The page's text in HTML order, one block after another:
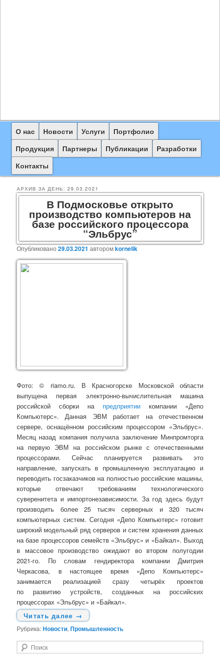
Главное
меню
Перейти
к
основному
содержимому
Перейти
к
дополнительному
содержимому
О нас Новости Услуги
Портфолио
Продукция
Партнеры Публикации
Разработки
Контакты
АРХИВ ЗА ДЕНЬ:29.03.2021
В Подмосковье открыто
производство компьютеров на
базе российского процессора
“Эльбрус”
Опубликовано29.03.2021 авторомkornelik
Фото:© riamo.ru. В Красногорске Московской области
выпущена первая электронно-вычислительная машина
российской сборки на предприятии компании «Депо
Компьютерс». Данная ЭВМ работает на отечественном
сервере, оснащённом российским процессором «Эльбрус».
Месяц назад компания получила заключение Минпромторга
на первую ЭВМ на российском рынке с отечественными
процессорами. Сейчас планируется развивать это
направление, запускать в промышленную эксплуатацию и
переводить госзаказчиков на полностью российские машины,
которые отвечают требованиям технологического
суверенитета и импортонезависимости. За год здесь будут
производить более 25 тысяч серверных и 320 тысяч
компьютерных систем. Сегодня «Депо Компьютерс» готовит
широкий модельный ряд серверов и систем хранения данных
на базе процессоров семейств «Эльбрус» и «Байкал». Выход
в массовое производство ожидают во втором полугодии
2021-го. По словам гендиректора компании Дмитрия
Черкасова, в настоящее время «Депо Компьютерс»
занимается реализацией сразу четырёх проектов
по развитию устройств, созданных на российских
процессорах «Эльбрус» и «Байкал».
Читать далее →
Рубрика:Новости,Промышленность
о